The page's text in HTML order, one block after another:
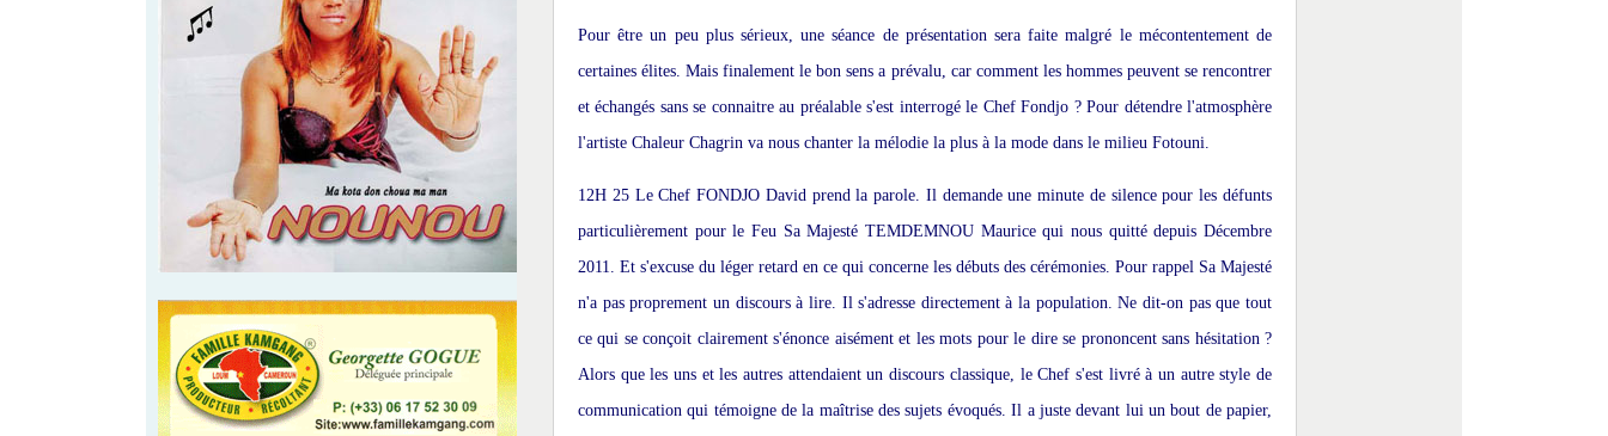
Pour être un peu plus sérieux, une séance de présentation sera faite malgré le mécontentement de
certaines élites. Mais finalement le bon sens a prévalu, car comment les hommes peuvent se rencontrer
et échangés sans se connaitre au préalable s'est interrogé le Chef Fondjo ? Pour détendre l'atmosphère
l'artiste Chaleur Chagrin va nous chanter la mélodie la plus à la mode dans le milieu Fotouni.
12H 25 Le Chef FONDJO David prend la parole. Il demande une minute de silence pour les défunts
particulièrement pour le Feu Sa Majesté TEMDEMNOU Maurice qui nous quitté depuis Décembre
2011. Et s'excuse du léger retard en ce qui concerne les débuts des cérémonies. Pour rappel Sa Majesté
n'a pas proprement un discours à lire. Il s'adresse directement à la population. Ne dit-on pas que tout
ce qui se conçoit clairement s'énonce aisément et les mots pour le dire se prononcent sans hésitation ?
Alors que les uns et les autres attendaient un discours classique, le Chef s'est livré à un autre style de
communication qui témoigne de la maîtrise des sujets évoqués. Il a juste devant lui un bout de papier,